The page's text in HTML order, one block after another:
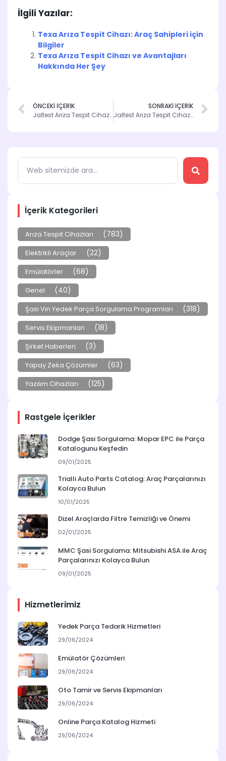
İçerik Kategorileri
Arıza Tespit Cihazları (783)
Elektrikli Araçlar (22)
Emülatörler (68)
Genel (40)
Şasi Vin Yedek Parça Sorgulama Programları (318)
Servis Ekipmanları (18)
Şirket Haberleri (3)
Yapay Zeka Çözümler (63)
Yazılım Cihazları (125)
Rastgele İçerikler
Dodge Şasi Sorgulama: Mopar EPC ile Parça
Katalogunu Keşfedin
09/01/2025
Trialli Auto Parts Catalog: Araç Parçalarınızı
Kolayca Bulun
10/01/2025
Dizel Araçlarda Filtre Temizliği ve Önemi
02/01/2025
MMC Şasi Sorgulama: Mitsubishi ASA ile Araç
Parçalarınızı Kolayca Bulun
09/01/2025
Hizmetlerimiz
Yedek Parça Tedarik Hizmetleri
29/06/2024
Emülatör Çözümleri
29/06/2024
Oto Tamir ve Servis Ekipmanları
29/06/2024
Online Parça Katalog Hizmeti
29/06/2024
İlgili Yazılar:
Texa Arıza Tespit Cihazı: Araç Sahipleri için
Bilgiler
Texa Arıza Tespit Cihazı ve Avantajları
Hakkında Her Şey
ÖNCEKİ İÇERİK
Jaltest Arıza Tespit Cihazı ile İşletmenizi Güçlendirin
SONRAKİ İÇERİK
Jaltest Arıza Tespit Cihazı: Araç Bakımında Devrim